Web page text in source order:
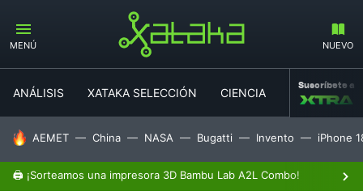
MENÚ NUEVO
ANÁLISIS XATAKA SELECCIÓN CIENCIA MOVILIDAD
Suscríbete a
HOY SE HABLA DE
AEMET China NASA Bugatti Invento iPhone
🖨️ ¡Sorteamos una impresora 3D Bambu Lab A2L Combo!